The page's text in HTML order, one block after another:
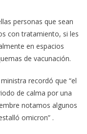
personas que sean
con tratamiento, si les
en espacios
de vacunación.
recordó que “el
de calma por una
notamos algunos
omicron” .